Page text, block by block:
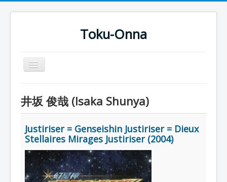
Toku-Onna
Basculer
la
Toku-Actrices
Toku-Critiques
Séries
Films
COSAA
井坂 俊哉 (Isaka Shunya)
Justiriser = Genseishin Justiriser = Dieux
Stellaires Mirages Justiriser (2004)